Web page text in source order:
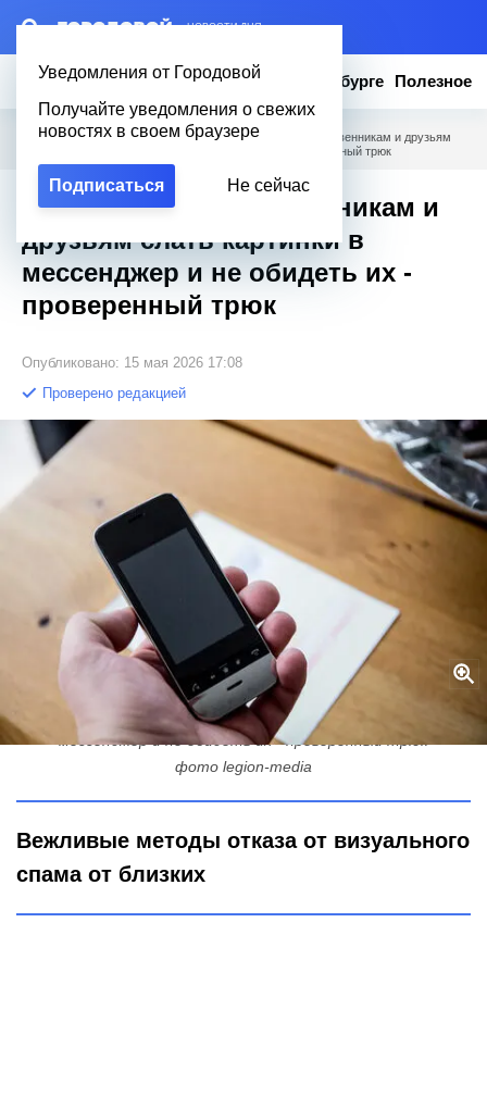
– НОВОСТИ ДНЯ
Уведомления от Городовой
Получайте уведомления о свежих
новостях в своем браузере
Подписаться Не сейчас
Новости Эксклюзив Вопросы о Петербурге Полезное
Городовой Новости Петербурга / Как запретить родственникам и друзьям
слать картинки в мессенджер и не обидеть их - проверенный трюк
Как запретить родственникам и
друзьям слать картинки в
мессенджер и не обидеть их -
проверенный трюк
Опубликовано: 15 мая 2026 17:08
Проверено редакцией
Как запретить родственникам и друзьям слать картинки в
мессенджер и не обидеть их - проверенный трюк
фото legion-media
Вежливые методы отказа от визуального
спама от близких